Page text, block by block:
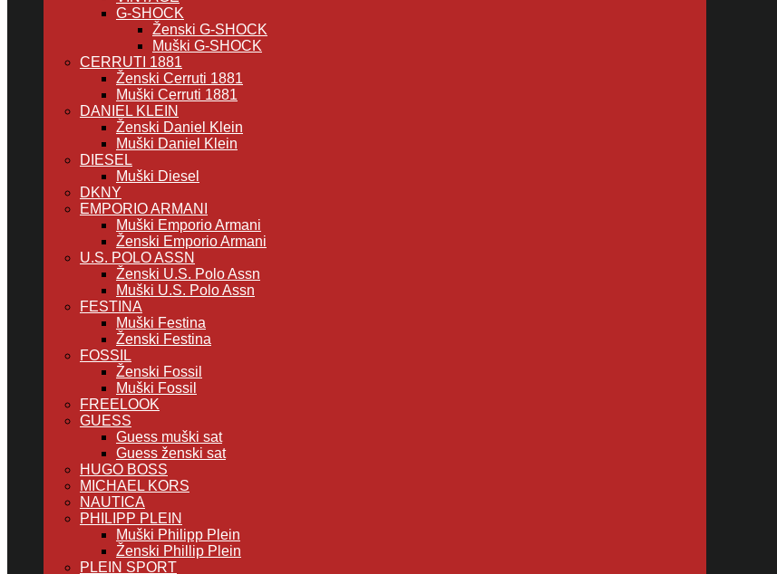
G-SHOCK
Ženski G-SHOCK
Muški G-SHOCK
CERRUTI 1881
Ženski Cerruti 1881
Muški Cerruti 1881
DANIEL KLEIN
Ženski Daniel Klein
Muški Daniel Klein
DIESEL
Muški Diesel
DKNY
EMPORIO ARMANI
Muški Emporio Armani
Ženski Emporio Armani
U.S. POLO ASSN
Ženski U.S. Polo Assn
Muški U.S. Polo Assn
FESTINA
Muški Festina
Ženski Festina
FOSSIL
Ženski Fossil
Muški Fossil
FREELOOK
GUESS
Guess muški sat
Guess ženski sat
HUGO BOSS
MICHAEL KORS
NAUTICA
PHILIPP PLEIN
Muški Philipp Plein
Ženski Phillip Plein
PLEIN SPORT